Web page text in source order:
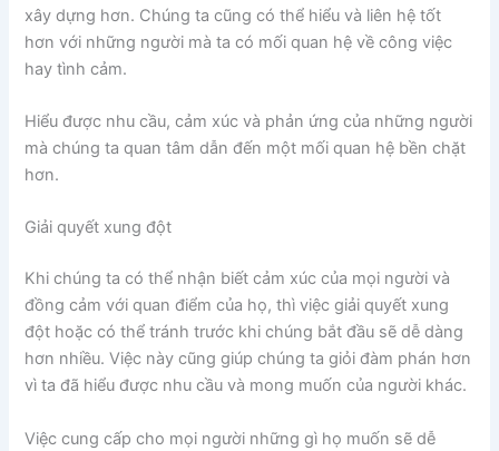
xây dựng hơn. Chúng ta cũng có thể hiểu và liên hệ tốt
hơn với những người mà ta có mối quan hệ về công việc
hay tình cảm.
Hiểu được nhu cầu, cảm xúc và phản ứng của những người
mà chúng ta quan tâm dẫn đến một mối quan hệ bền chặt
hơn.
Giải quyết xung đột
Khi chúng ta có thể nhận biết cảm xúc của mọi người và
đồng cảm với quan điểm của họ, thì việc giải quyết xung
đột hoặc có thể tránh trước khi chúng bắt đầu sẽ dễ dàng
hơn nhiều. Việc này cũng giúp chúng ta giỏi đàm phán hơn
vì ta đã hiểu được nhu cầu và mong muốn của người khác.
Việc cung cấp cho mọi người những gì họ muốn sẽ dễ